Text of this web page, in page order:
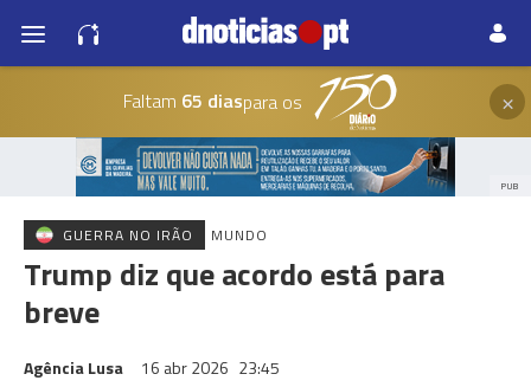
Faltam 65 diaspara os ×
PUB
GUERRA NO IRÃO MUNDO
Trump diz que acordo está para
breve
Agência Lusa 16 abr 2026 23:45